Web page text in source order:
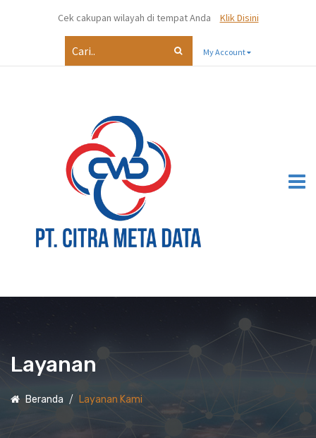
Cek cakupan wilayah di tempat Anda Klik Disini
My Account
Layanan
Beranda Layanan Kami